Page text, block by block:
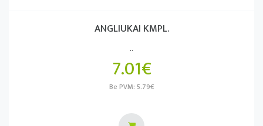
ANGLIUKAI KMPL.
..
7.01€
Be PVM: 5.79€